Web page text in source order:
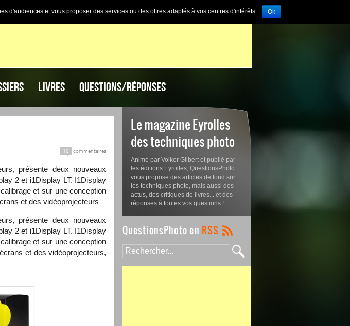
LIVRES QUESTIONS/RÉPONSES
10 commentaires
présente deux nouveaux
2 et i1Display LT. I1Display
et sur une conception
et des vidéoprojecteurs
présente deux nouveaux
2 et i1Display LT. I1Display
et sur une conception
et des vidéoprojecteurs,
Le magazine Eyrolles
des techniques photo
Animé par Volker Gilbert et publié par
les éditions Eyrolles, QuestionsPhoto
vous propose des articles de fond sur
les techniques photo, mais aussi des
actus, des critiques de livres... et des
réponses à toutes vos questions !
d'audiences et vous proposer des services ou des offres adaptés à vos centres d'intérêts. Ok